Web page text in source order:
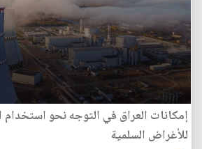
إمكانات العراق في التوجه نحو استخدام
للأغراض السلمية